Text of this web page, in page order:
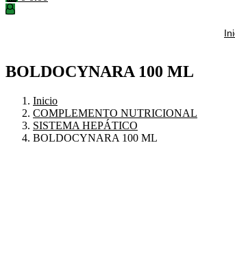
BOLDOCYNARA 100 ML
Inicio
COMPLEMENTO NUTRICIONAL
SISTEMA HEPÁTICO
BOLDOCYNARA 100 ML